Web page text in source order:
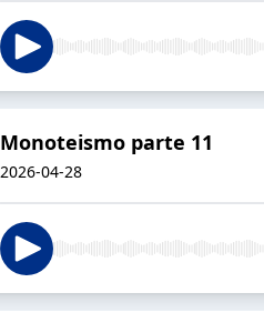
Monoteismo parte 11
2026-04-28